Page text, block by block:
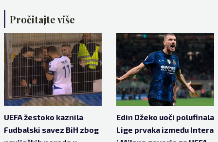
Pročitajte više
UEFA žestoko kaznila
Fudbalski savez BiH zbog
Edin Džeko uoči polufinala
Lige prvaka između Intera